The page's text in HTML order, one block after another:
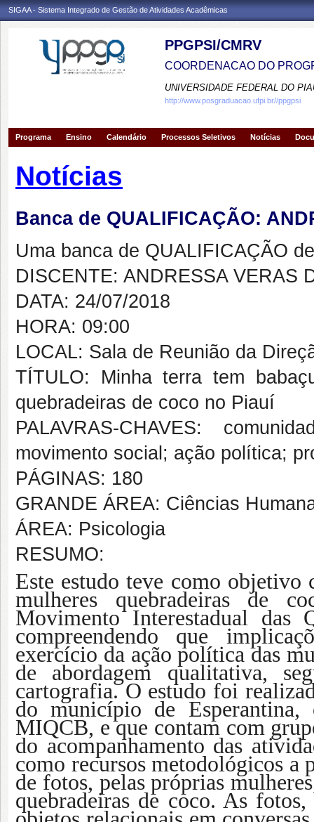
SIGAA - Sistema Integrado de Gestão de Atividades Acadêmicas
PPGPSI/CMRV
COORDENACAO DO
UNIVERSIDADE FEDERAL DO
http://www.posgraduacao.ufpi.br//ppgpsi
Programa Ensino Calendário Processos Seletivos Notícias
Notícias
Banca de QUALIFICAÇÃO:
Uma banca de QUALIFICAÇÃO
DISCENTE: ANDRESSA VERAS
DATA: 24/07/2018
HORA: 09:00
LOCAL: Sala de Reunião da
TÍTULO: Minha terra tem
quebradeiras de coco no Piauí
PALAVRAS-CHAVES:
movimento social; ação política;
PÁGINAS: 180
GRANDE ÁREA: Ciências
ÁREA: Psicologia
RESUMO:
Este estudo teve como objetivo
mulheres quebradeiras de
Movimento Interestadual das
compreendendo que
exercício da ação política das
de abordagem qualitativa,
cartografia. O estudo foi
do município de
MIQCB, e que contam com
do acompanhamento das
como recursos metodológicos a
de fotos, pelas próprias
quebradeiras de coco. As